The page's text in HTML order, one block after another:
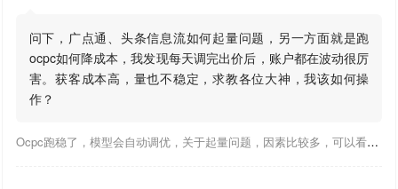
问下，广点通、头条信息流如何起量问题，另一方面就是跑
ocpc如何降成本，我发现每天调完出价后，账户都在波动很厉
害。获客成本高，量也不稳定，求教各位大神，我该如何操
作？
Ocpc跑稳了，模型会自动调优，关于起量问题，因素比较多，可以看下靠谱推大神出的干货文章，都是经验总结，应该可以找到对应解决。